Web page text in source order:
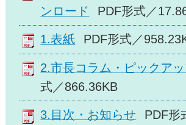
ンロード
PDF形式／
1.表紙 PDF形式／
2.市長コラム・ピックア
式／866.36KB
3.目次・お知らせ
PDF形